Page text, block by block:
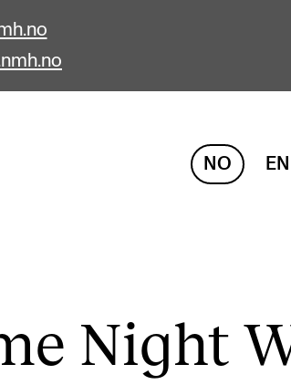
NO EN
Prosjekter
Publikasjoner
Night